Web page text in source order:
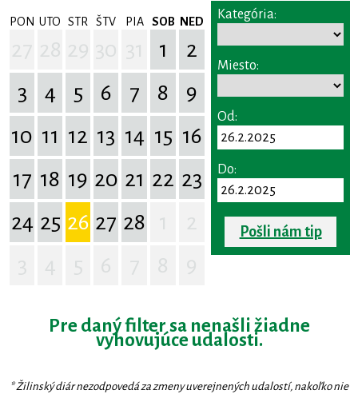
PON UTO STR ŠTV PIA SOB NED
1
2
3
4 5 6 7 8
9
10 11 12 13 14 15 16
17 18 19 20 21 22 23
24 25 26 27 28
Kategória:
Miesto:
Od:
Do:
Pošli nám tip
Pre daný filter sa nenašli žiadne
vyhovujúce udalosti.
* Žilinský diár nezodpovedá za zmeny uverejnených udalostí, nakoľko nie